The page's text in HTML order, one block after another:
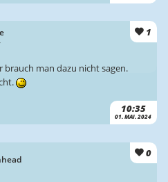
1
10:35
01. MAI. 2024
brauch man dazu nicht sagen.
0